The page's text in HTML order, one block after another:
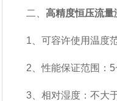
二、 高精度恒压流量
1、可容许使用温度
2、性能保证范围：
3、相对湿度：不大